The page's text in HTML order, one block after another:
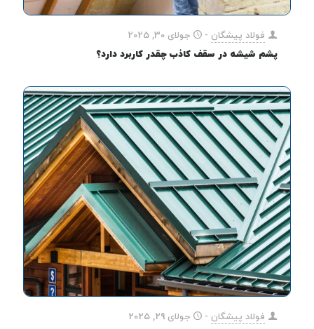
فولاد پیشگان -
جولای 30, 2025
پشم شیشه در سقف کاذب چقدر کاربرد دارد؟
فولاد پیشگان -
جولای 29, 2025